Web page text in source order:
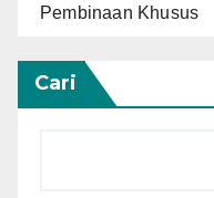
Pembinaan Khusus
Cari